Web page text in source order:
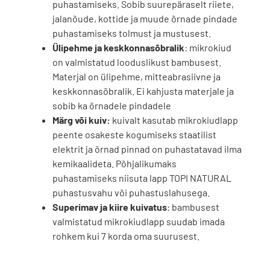
puhastamiseks. Sobib suurepäraselt riiete,
jalanõude, kottide ja muude õrnade pindade
puhastamiseks tolmust ja mustusest.
Ülipehme ja keskkonnasõbralik: mikrokiud
on valmistatud looduslikust bambusest.
Materjal on ülipehme, mitteabrasiivne ja
keskkonnasõbralik. Ei kahjusta materjale ja
sobib ka õrnadele pindadele
Märg või kuiv: kuivalt kasutab mikrokiudlapp
peente osakeste kogumiseks staatilist
elektrit ja õrnad pinnad on puhastatavad ilma
kemikaalideta. Põhjalikumaks
puhastamiseks niisuta lapp TOPI NATURAL
puhastusvahu või puhastuslahusega.
Superimav ja kiire kuivatus: bambusest
valmistatud mikrokiudlapp suudab imada
rohkem kui 7 korda oma suurusest.